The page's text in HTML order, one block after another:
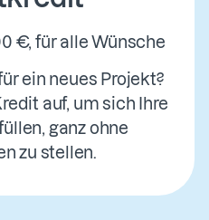
€, für alle Wünsche
ein neues Projekt?
auf, um sich Ihre
ganz ohne
zu stellen.